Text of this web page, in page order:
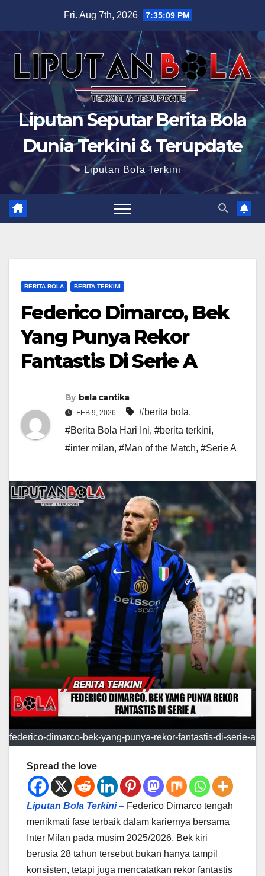
content
Fri. Aug 7th, 2026 7:35:10 PM
Liputan Seputar Berita Bola
Dunia Terkini & Terupdate
Liputan Bola Terkini
BERITA BOLA BERITA TERKINI
Federico Dimarco, Bek
Yang Punya Rekor
Fantastis Di Serie A
By bela cantika
FEB 9, 2026 #berita bola,
#Berita Bola Hari Ini, #berita terkini,
#inter milan, #Man of the Match, #Serie A
federico-dimarco-bek-yang-punya-rekor-fantastis-di-serie-a
Spread the love
Liputan Bola Terkini – Federico Dimarco tengah
menikmati fase terbaik dalam kariernya bersama
Inter Milan pada musim 2025/2026. Bek kiri
berusia 28 tahun tersebut bukan hanya tampil
konsisten, tetapi juga mencatatkan rekor fantastis